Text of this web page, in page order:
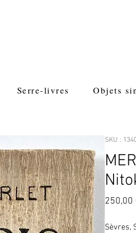
Serre-livres Objets
SKU :
250,00
Sèvres,